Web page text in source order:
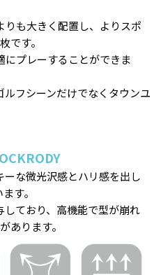
も大きく配置し、よりスポ
です。
プレーすることができま
フシーンだけでなくタウンユ
な微光沢感とハリ感を出し
ます｡
ており、高機能で型が崩れ
あります。